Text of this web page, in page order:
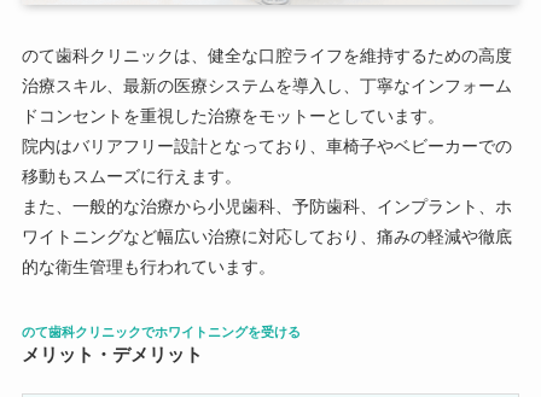
のて歯科クリニックは、健全な口腔ライフを維持するための高度
治療スキル、最新の医療システムを導入し、丁寧なインフォーム
ドコンセントを重視した治療をモットーとしています。
院内はバリアフリー設計となっており、車椅子やベビーカーでの
移動もスムーズに行えます。
また、一般的な治療から小児歯科、予防歯科、インプラント、ホ
ワイトニングなど幅広い治療に対応しており、痛みの軽減や徹底
的な衛生管理も行われています。
のて歯科クリニックでホワイトニングを受ける
メリット・デメリット